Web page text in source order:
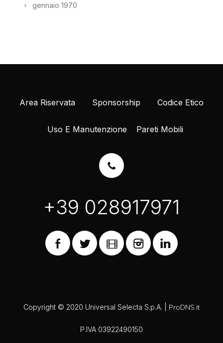
gennaio 1970
Area Riservata Sponsorship Codice Etico
Uso E Manutenzione Pareti Mobili
+39 028917971
Copyright © 2020 Universal Selecta S.p.A. | ProDNS.it
P.IVA 03922490150